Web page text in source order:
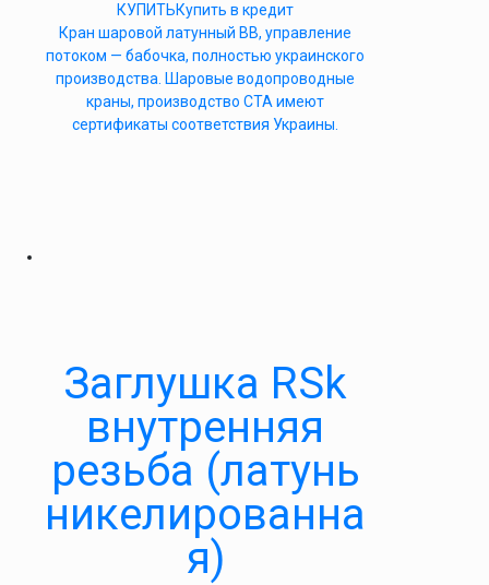
КУПИТЬКупить в кредит
Кран шаровой латунный ВВ, управление
потоком — бабочка, полностью украинского
производства. Шаровые водопроводные
краны, производство СТА имеют
сертификаты соответствия Украины.
Заглушка RSk
внутренняя
резьба (латунь
никелированна
я)